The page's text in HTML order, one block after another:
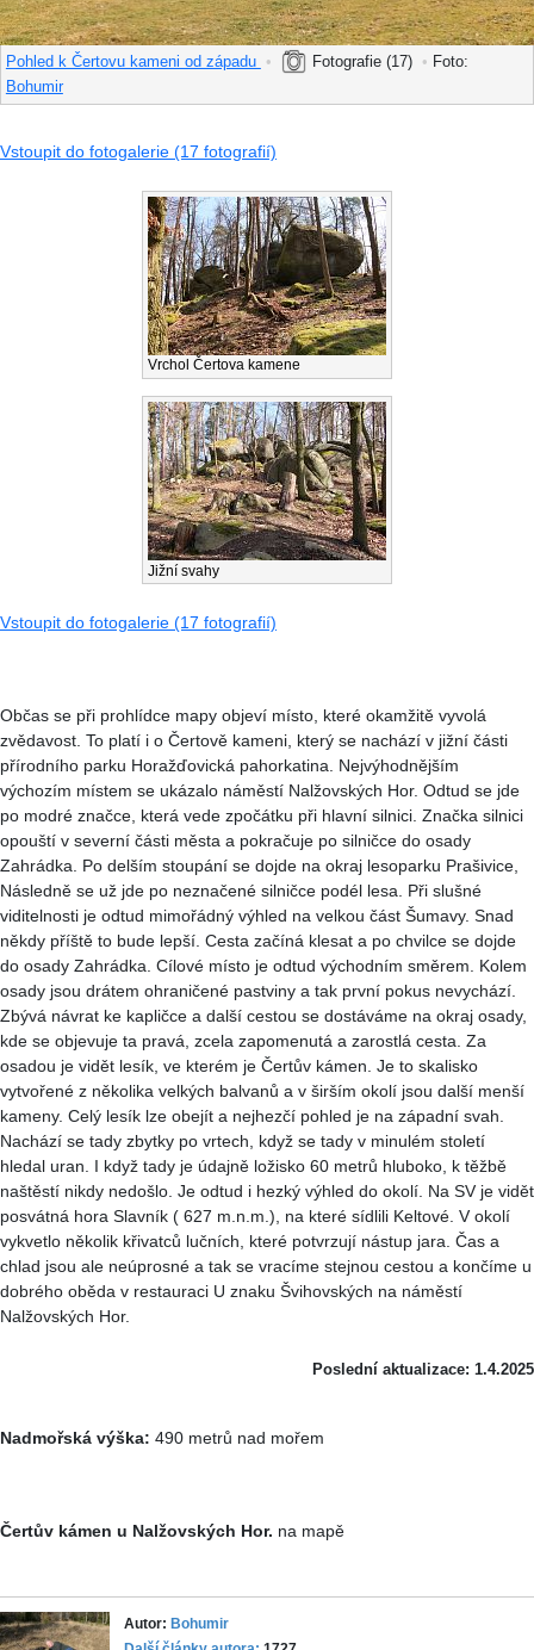
Pohled k Čertovu kameni od západu • Fotografie (17) • Foto:
Bohumir
Vstoupit do fotogalerie (17 fotografií)
Vrchol Čertova kamene
Jižní svahy
Vstoupit do fotogalerie (17 fotografií)
Občas se při prohlídce mapy objeví místo, které okamžitě vyvolá
zvědavost. To platí i o Čertově kameni, který se nachází v jižní části
přírodního parku Horažďovická pahorkatina. Nejvýhodnějším
výchozím místem se ukázalo náměstí Nalžovských Hor. Odtud se jde
po modré značce, která vede zpočátku při hlavní silnici. Značka silnici
opouští v severní části města a pokračuje po silničce do osady
Zahrádka. Po delším stoupání se dojde na okraj lesoparku Prašivice,
Následně se už jde po neznačené silničce podél lesa. Při slušné
viditelnosti je odtud mimořádný výhled na velkou část Šumavy. Snad
někdy příště to bude lepší. Cesta začíná klesat a po chvilce se dojde
do osady Zahrádka. Cílové místo je odtud východním směrem. Kolem
osady jsou drátem ohraničené pastviny a tak první pokus nevychází.
Zbývá návrat ke kapličce a další cestou se dostáváme na okraj osady,
kde se objevuje ta pravá, zcela zapomenutá a zarostlá cesta. Za
osadou je vidět lesík, ve kterém je Čertův kámen. Je to skalisko
vytvořené z několika velkých balvanů a v širším okolí jsou další menší
kameny. Celý lesík lze obejít a nejhezčí pohled je na západní svah.
Nachází se tady zbytky po vrtech, když se tady v minulém století
hledal uran. I když tady je údajně ložisko 60 metrů hluboko, k těžbě
naštěstí nikdy nedošlo. Je odtud i hezký výhled do okolí. Na SV je vidět
posvátná hora Slavník ( 627 m.n.m.), na které sídlili Keltové. V okolí
vykvetlo několik křivatců lučních, které potvrzují nástup jara. Čas a
chlad jsou ale neúprosné a tak se vracíme stejnou cestou a končíme u
dobrého oběda v restauraci U znaku Švihovských na náměstí
Nalžovských Hor.
Poslední aktualizace: 1.4.2025
Nadmořská výška: 490 metrů nad mořem
Čertův kámen u Nalžovských Hor. na mapě
Autor: Bohumir